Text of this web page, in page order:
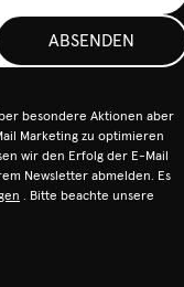
ABSENDEN
besondere Aktionen aber
Marketing zu optimieren
wir den Erfolg der E-Mail
Newsletter abmelden. Es
. Bitte beachte unsere